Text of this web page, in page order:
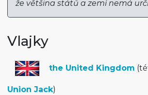
že většina států a zemí nemá
Vlajky
the United Kingdom
Union Jack)